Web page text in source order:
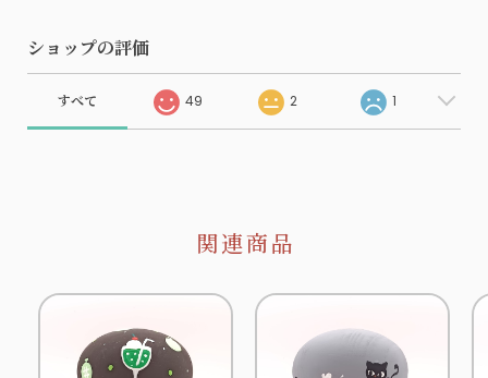
ショップの評価
すべて 49 2 1
関連商品